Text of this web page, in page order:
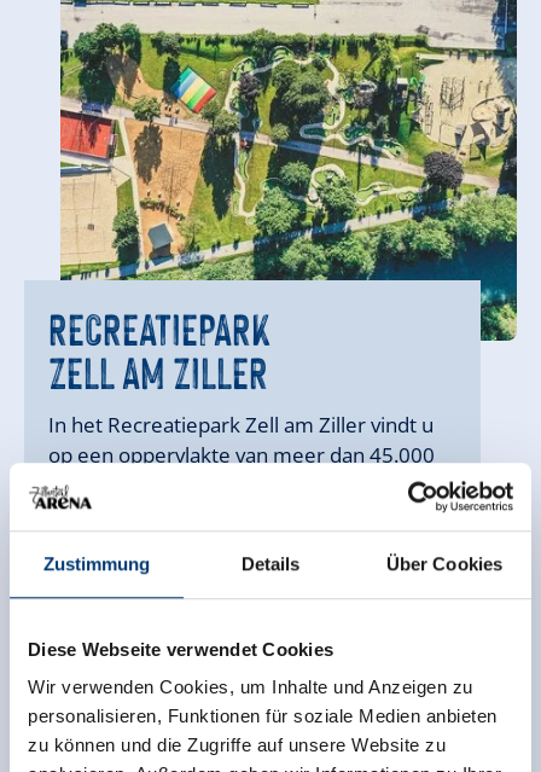
Zustimmung Details Über Cookies
Diese Webseite verwendet Cookies
Wir verwenden Cookies, um Inhalte und Anzeigen zu
personalisieren, Funktionen für soziale Medien anbieten
zu können und die Zugriffe auf unsere Website zu
WASSERWELTEN
KRIMML
leer meer
RECREATIEPARK
ZELL AM ZILLER
In het Recreatiepark Zell am Ziller vindt u
op een oppervlakte van meer dan 45.000
m² allerlei recreatiemogelijkheden voor
jong en oud.
leer meer
ERLEBNISWELT
ROSENALM
leer meer
ALMPARADIES
GERLOSSTEIN
leer meer
ABENTEUERLAND
GERLOS
leer meer
LATSCHENLAND
GERLOS
leer meer
GIPFELWELT
KÖNIGSLEITEN
leer meer
WASSERWELTEN
KRIMML
leer meer
RECREATIEPARK
ZELL AM ZILLER
leer meer